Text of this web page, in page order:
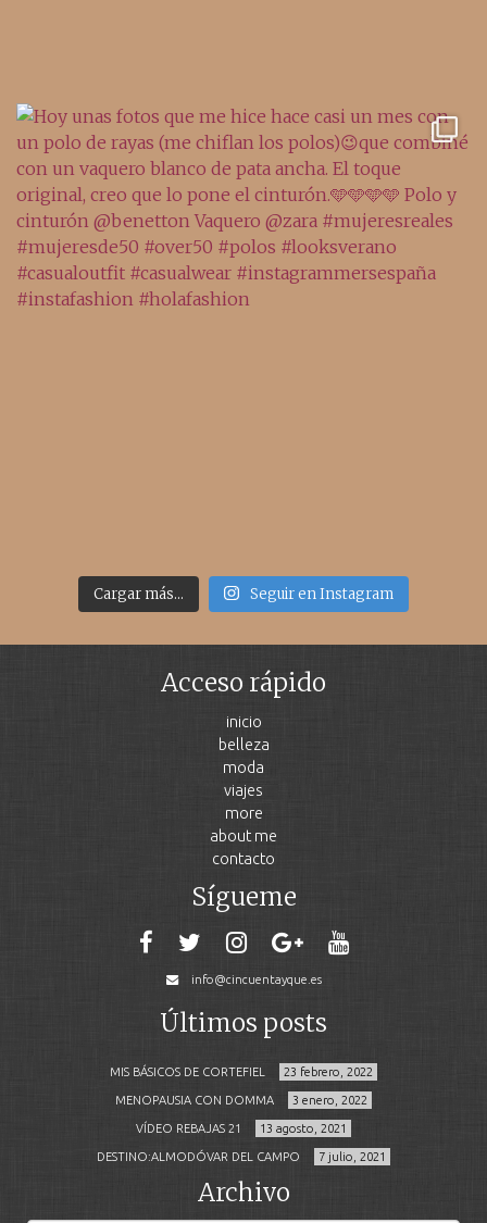
Cargar más... Seguir en Instagram
Acceso rápido
inicio
belleza
moda
viajes
more
about me
contacto
Sígueme
info@cincuentayque.es
Últimos posts
MIS BÁSICOS DE CORTEFIEL 23 febrero, 2022
MENOPAUSIA CON DOMMA 3 enero, 2022
VÍDEO REBAJAS 21 13 agosto, 2021
DESTINO:ALMODÓVAR DEL CAMPO 7 julio, 2021
Archivo